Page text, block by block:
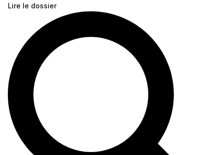
Lire le dossier